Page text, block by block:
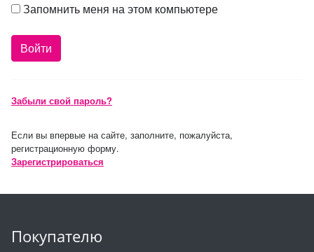
Запомнить меня на этом компьютере
Забыли свой пароль?
Если вы впервые на сайте, заполните, пожалуйста,
регистрационную форму.
Зарегистрироваться
Покупателю